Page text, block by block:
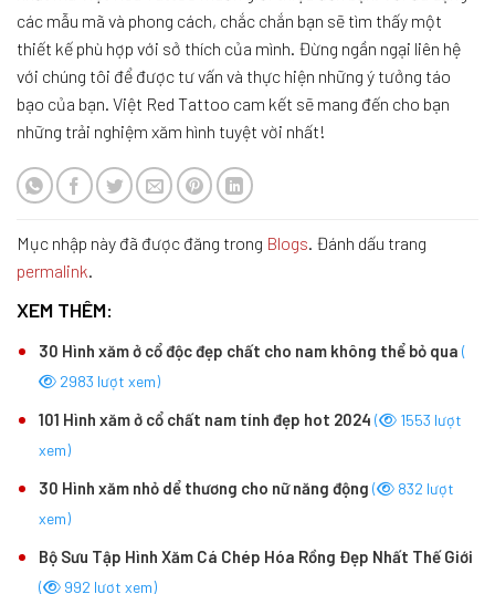
Kích thước của hình xăm là rất quan trọng vì sau gáy cung cấp
một tấm da tương đối nhỏ. Hình xăm nhỏ, tinh tế, tối giản trông
thực sự tốt ở sau gáy vì kích thước của khu vực này.
Các loại hình xăm sau gáy phổ biến?
thiết kế phổ biến nhất là mandala, bướm, chữ, dấu ngoặc kép,
Bị đau khi xăm hình xăm sau gáy?
Tất cả các hình xăm đều đau. Khá khó để giải thích một hình
Cảm giác đau khác nhau tùy thuộc vào từng bộ phận trên cơ thể
bạn. Xương sườn, xương ức và xương đòn là ba khu vực hàng
đầu khiến bạn bị tổn thương nhiều nhất. Cột sống cũng bị đau
khá nhiều. Da sau gáy rất mỏng và nằm ngay trên đỉnh cột sống
đáng ngạc nhiên là sau gáy được coi là một trong những vị trí ít
đau trên cơ thể để xăm hình.
Nhiều người có hình xăm ở cổ cho biết rằng vùng ít đau nhất ở